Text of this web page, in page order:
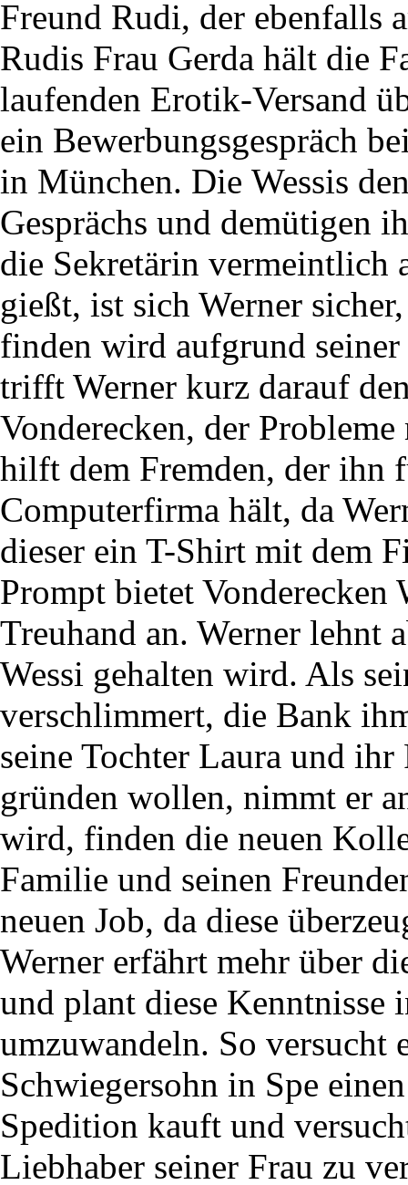
Freund Rudi, der ebenfalls
Rudis Frau Gerda hält die
laufenden Erotik-Versand
ein Bewerbungsgespräch
in München. Die Wessis
Gesprächs und demütigen
die Sekretärin vermeintlich
gießt, ist sich Werner
finden wird aufgrund
trifft Werner kurz darauf
Vonderecken, der
hilft dem Fremden, der ihn
Computerfirma hält, da
dieser ein T-Shirt mit dem
Prompt bietet Vonderecken
Treuhand an. Werner lehnt
Wessi gehalten wird. Als
verschlimmert, die Bank
seine Tochter Laura und
gründen wollen, nimmt er
wird, finden die neuen
Familie und seinen
neuen Job, da diese
Werner erfährt mehr über
und plant diese Kenntnisse
umzuwandeln. So versucht
Schwiegersohn in Spe
Spedition kauft und
Liebhaber seiner Frau zu